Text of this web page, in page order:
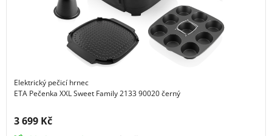
Elektrický pečicí hrnec
ETA Pečenka XXL Sweet Family 2133 90020 černý
Cena s DPH:
3 699 Kč